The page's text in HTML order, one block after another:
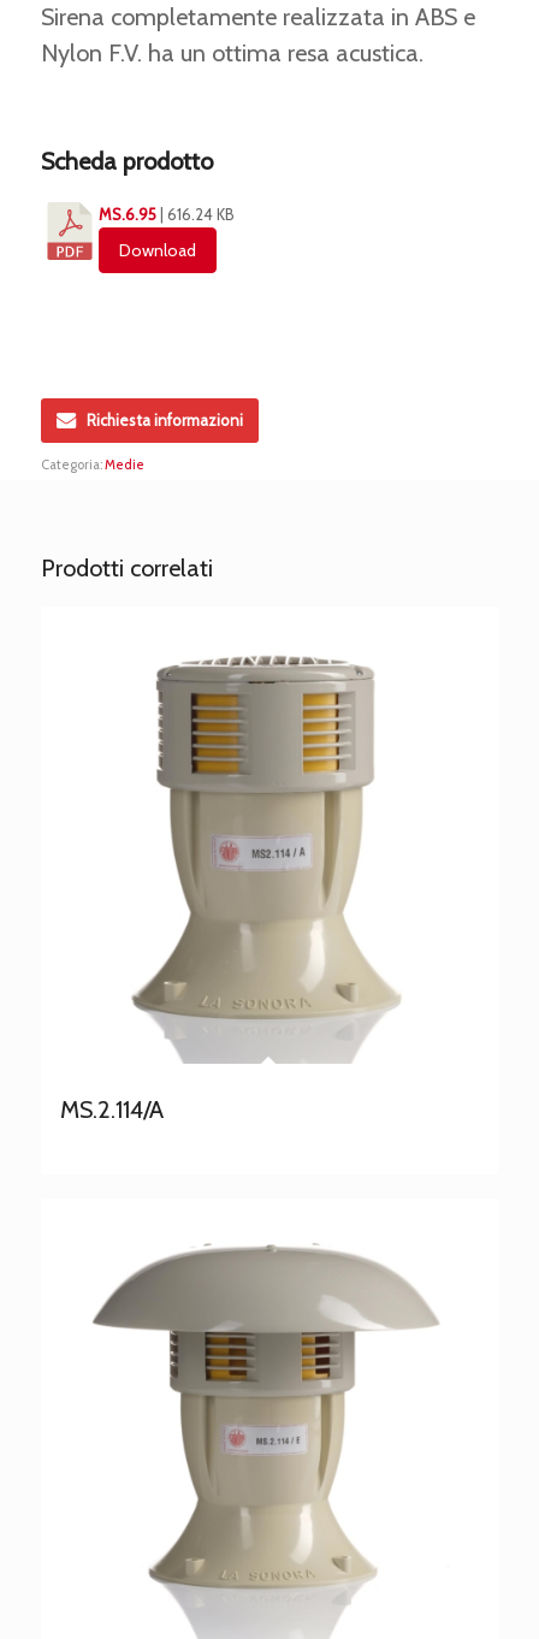
Sirena completamente realizzata in ABS e
Nylon F.V. ha un ottima resa acustica.
Scheda prodotto
MS.6.95| 616.24 KB
Download
Richiesta informazioni
Categoria:Medie
Prodotti correlati
MS.2.114/A